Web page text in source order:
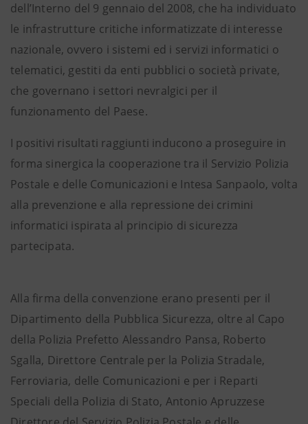
dell’Interno del 9 gennaio del 2008, che ha individuato
le infrastrutture critiche informatizzate di interesse
nazionale, ovvero i sistemi ed i servizi informatici o
telematici, gestiti da enti pubblici o società private,
che governano i settori nevralgici per il
funzionamento del Paese.
I positivi risultati raggiunti inducono a proseguire in
forma sinergica la cooperazione tra il Servizio Polizia
Postale e delle Comunicazioni e Intesa Sanpaolo, volta
alla prevenzione e alla repressione dei crimini
informatici ispirata al principio di sicurezza
partecipata.
Alla firma della convenzione erano presenti per il
Dipartimento della Pubblica Sicurezza, oltre al Capo
della Polizia Prefetto Alessandro Pansa, Roberto
Sgalla, Direttore Centrale per la Polizia Stradale,
Ferroviaria, delle Comunicazioni e per i Reparti
Speciali della Polizia di Stato, Antonio Apruzzese